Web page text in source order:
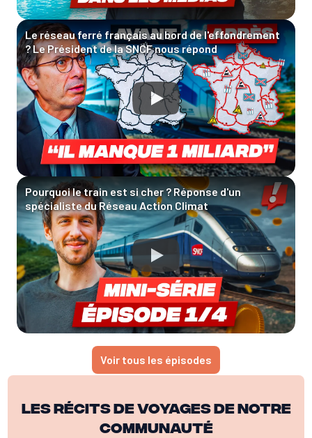
Le réseau ferré français au bord de l'effondrement
? Le Président de la SNCF nous répond
Pourquoi le train est si cher ? Réponse d'un
spécialiste du Réseau Action Climat
Voir tous les épisodes
Les récits de voyages de notre
communauté